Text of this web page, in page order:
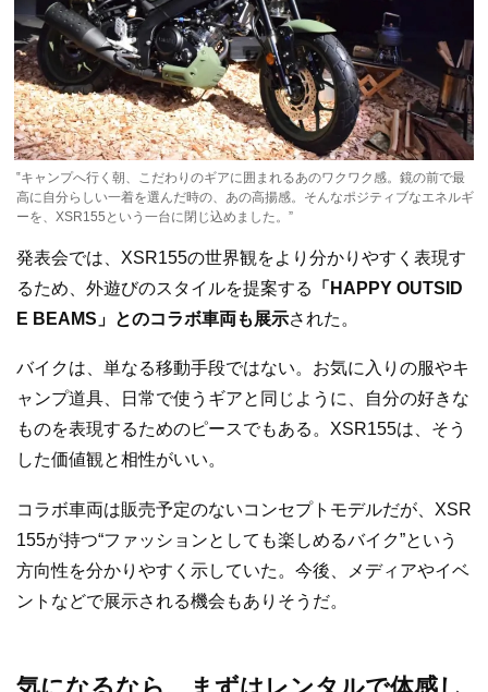
‟キャンプへ行く朝、こだわりのギアに囲まれるあのワクワク感。鏡の前で最
高に自分らしい一着を選んだ時の、あの高揚感。そんなポジティブなエネルギ
ーを、XSR155という一台に閉じ込めました。”
発表会では、XSR155の世界観をより分かりやすく表現す
るため、外遊びのスタイルを提案する
「HAPPY OUTSID
E BEAMS」とのコラボ車両も展示された。
バイクは、単なる移動手段ではない。お気に入りの服やキ
ャンプ道具、日常で使うギアと同じように、自分の好きな
ものを表現するためのピースでもある。XSR155は、そう
した価値観と相性がいい。
コラボ車両は販売予定のないコンセプトモデルだが、XSR
155が持つ“ファッションとしても楽しめるバイク”という
方向性を分かりやすく示していた。今後、メディアやイベ
ントなどで展示される機会もありそうだ。